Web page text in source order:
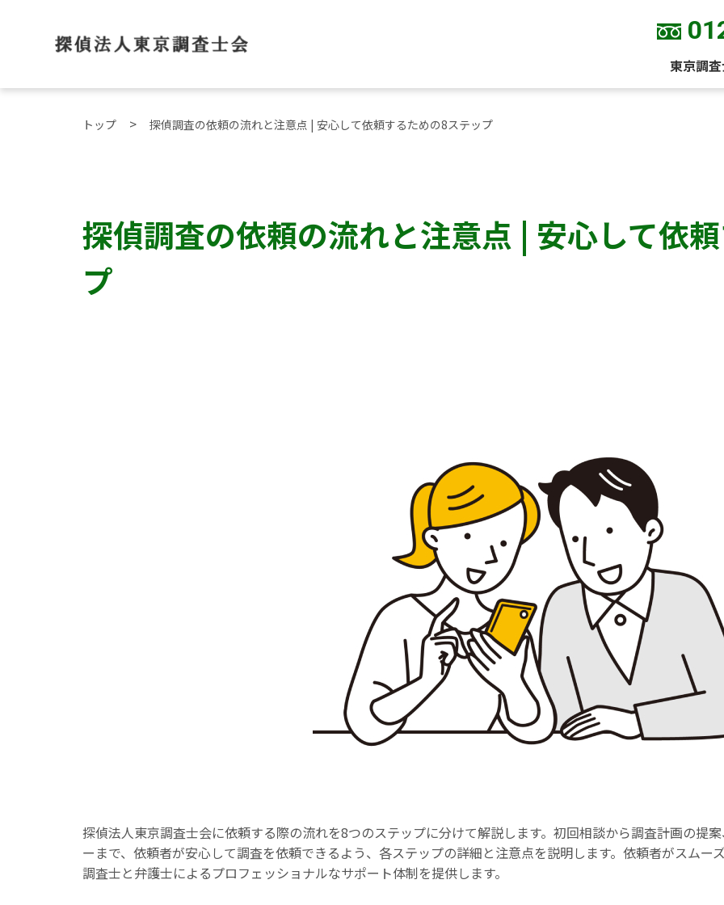
東京調
トップ 探偵調査の依頼の流れと注意点 | 安心して依頼するための8ステップ
探偵調査の依頼の流れと注意点 | 安心して依
プ
探偵法人東京調査士会に依頼する際の流れを8つのステップに分けて解説します。初回相談から調査計画の提
ーまで、依頼者が安心して調査を依頼できるよう、各ステップの詳細と注意点を説明します。依頼者がスムー
調査士と弁護士によるプロフェッショナルなサポート体制を提供します。